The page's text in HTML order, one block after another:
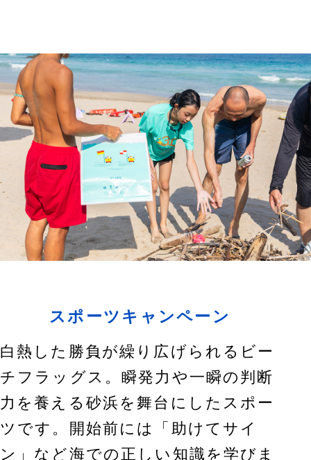
スポーツキャンペーン
白熱した勝負が繰り広げられるビー
チフラッグス。瞬発力や一瞬の判断
力を養える砂浜を舞台にしたスポー
ツです。開始前には「助けてサイ
ン」など海での正しい知識を学びま